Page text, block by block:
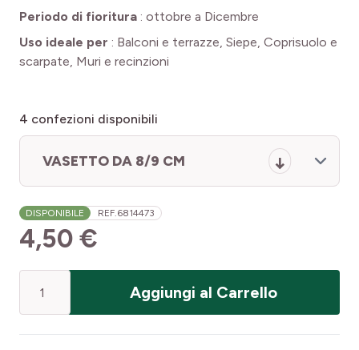
Periodo di fioritura : ottobre a Dicembre
Uso ideale per : Balconi e terrazze, Siepe, Coprisuolo e
scarpate, Muri e recinzioni
4 confezioni disponibili
VASETTO DA 8/9 CM
DISPONIBILE REF.6814473
4,50 €
Aggiungi al Carrello